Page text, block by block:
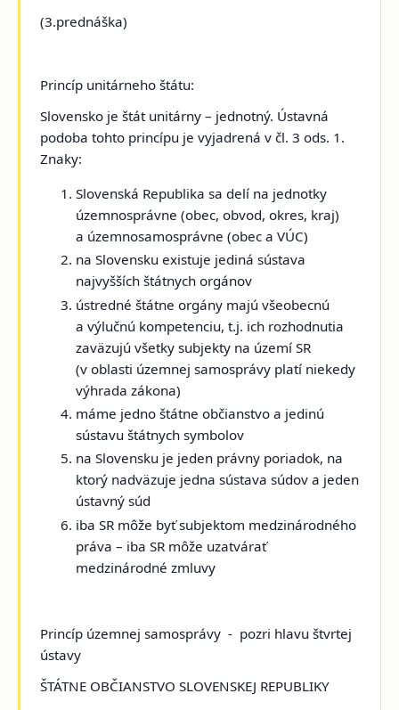
(3.prednáška)
Princíp unitárneho štátu:
Slovensko je štát unitárny – jednotný. Ústavná
podoba tohto princípu je vyjadrená v čl. 3 ods. 1.
Znaky:
Slovenská Republika sa delí na jednotky
územnosprávne (obec, obvod, okres, kraj)
a územnosamosprávne (obec a VÚC)
na Slovensku existuje jediná sústava
najvyšších štátnych orgánov
ústredné štátne orgány majú všeobecnú
a výlučnú kompetenciu, t.j. ich rozhodnutia
zaväzujú všetky subjekty na území SR
(v oblasti územnej samosprávy platí niekedy
výhrada zákona)
máme jedno štátne občianstvo a jedinú
sústavu štátnych symbolov
na Slovensku je jeden právny poriadok, na
ktorý nadväzuje jedna sústava súdov a jeden
ústavný súd
iba SR môže byť subjektom medzinárodného
práva – iba SR môže uzatvárať
medzinárodné zmluvy
Princíp územnej samosprávy - pozri hlavu štvrtej
ústavy
ŠTÁTNE OBČIANSTVO SLOVENSKEJ REPUBLIKY